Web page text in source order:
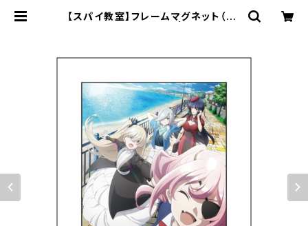
【スパイ教室】フレームマグネット（2n